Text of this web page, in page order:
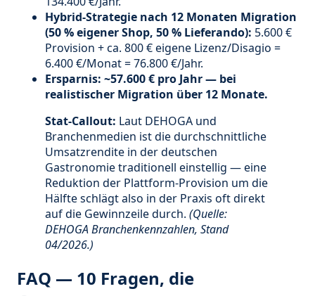
Hybrid-Strategie nach 12 Monaten Migration
(50 % eigener Shop, 50 % Lieferando): 5.600 €
Provision + ca. 800 € eigene Lizenz/Disagio =
6.400 €/Monat = 76.800 €/Jahr.
Ersparnis: ~57.600 € pro Jahr — bei
realistischer Migration über 12 Monate.
Stat-Callout: Laut DEHOGA und
Branchenmedien ist die durchschnittliche
Umsatzrendite in der deutschen
Gastronomie traditionell einstellig — eine
Reduktion der Plattform-Provision um die
Hälfte schlägt also in der Praxis oft direkt
auf die Gewinnzeile durch. (Quelle:
DEHOGA Branchenkennzahlen, Stand
04/2026.)
FAQ — 10 Fragen, die